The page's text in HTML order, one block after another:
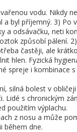
vodu. Nikdy
byl příjemný. 3) Po
a odsávačku, neti
způsobí pálení.
častěji, ale
hlen. Fyzická
spreje i kombinace
silná bolest v
Lidé s chronickým
použitím výplachu.
z nosu a může
během dne.